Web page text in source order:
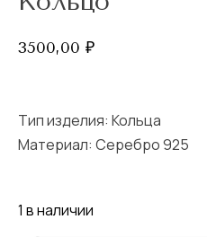
3500,00 ₽
Тип изделия: Кольца
Материал: Серебро 925
1 в наличии